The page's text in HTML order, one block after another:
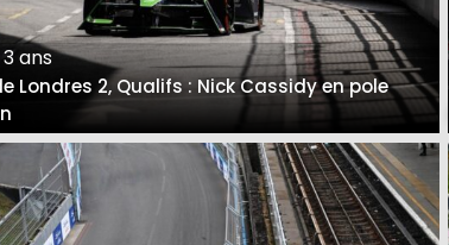
ans
Londres 2, Qualifs : Nick Cassidy en pole